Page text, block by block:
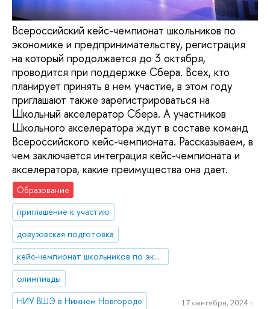
Всероссийский кейс-чемпионат школьников по
экономике и предпринимательству, регистрация
на который продолжается до 3 октября,
проводится при поддержке Сбера. Всех, кто
планирует принять в нем участие, в этом году
приглашают также зарегистрироваться на
Школьный акселератор Сбера. А участников
Школьного акселератора ждут в составе команд
Всероссийского кейс-чемпионата. Рассказываем, в
чем заключается интеграция кейс-чемпионата и
акселератора, какие преимущества она дает.
Образование
приглашение к участию
довузовская подготовка
кейс-чемпионат школьников по экономике и предпринимательству
олимпиады
НИУ ВШЭ в Нижнем Новгороде
17 сентября, 2024 г.